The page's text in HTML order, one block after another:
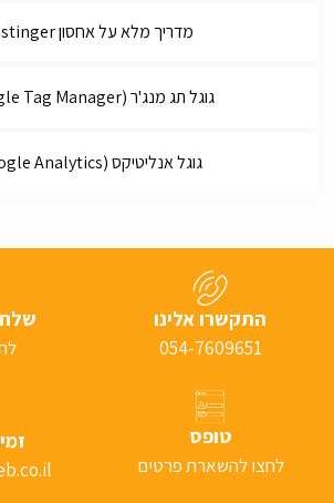
מדריך מלא על אחסון Hostinger
גוגל תג מנג'ר (Google Tag Manager)
גוגל אנליטיקס (Google Analytics)
התקשרו אלינו
054-7609651
טופס
לחצו להשארת פרטים